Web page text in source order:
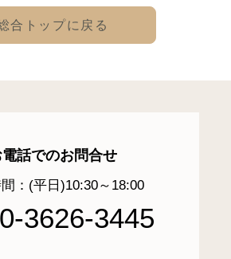
合トップに戻る
電話でのお問合せ
：(平日)10:30～18:00
3626-3445